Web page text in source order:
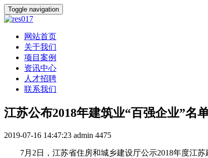
Toggle navigation
网站首页
关于我们
项目案例
资讯中心
人才招聘
联系我们
江苏公布2018年建筑业“百强企业”名
2019-07-16 14:47:23 admin 4475
7月2日，江苏省住房和城乡建设厅公示2018年度江